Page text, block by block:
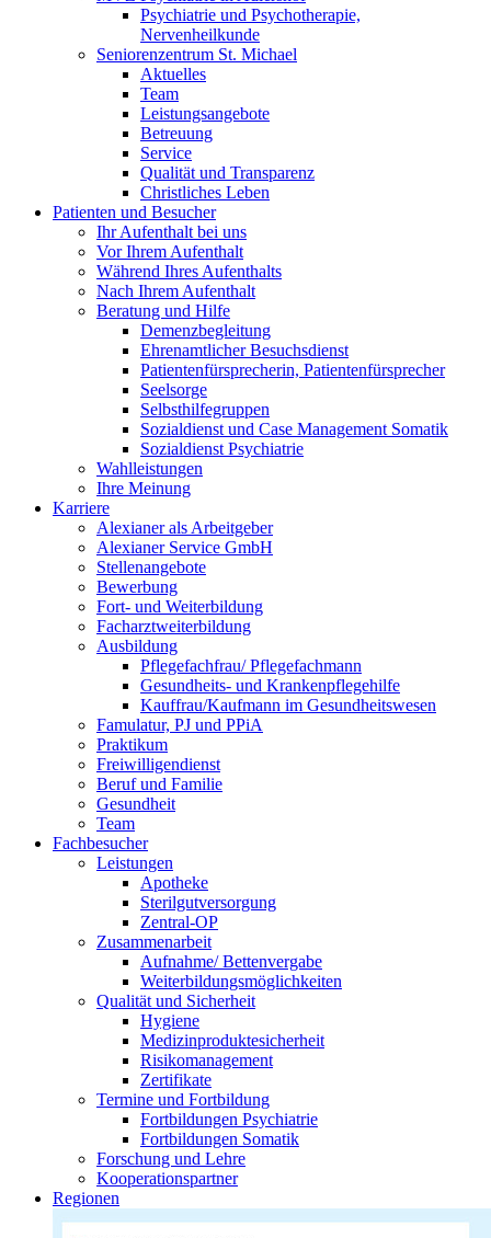
Psychiatrie und Psychotherapie,
Nervenheilkunde
Seniorenzentrum St. Michael
Aktuelles
Team
Leistungsangebote
Betreuung
Service
Qualität und Transparenz
Christliches Leben
Patienten und Besucher
Ihr Aufenthalt bei uns
Vor Ihrem Aufenthalt
Während Ihres Aufenthalts
Nach Ihrem Aufenthalt
Beratung und Hilfe
Demenzbegleitung
Ehrenamtlicher Besuchsdienst
Patientenfürsprecherin, Patientenfürsprecher
Seelsorge
Selbsthilfegruppen
Sozialdienst und Case Management Somatik
Sozialdienst Psychiatrie
Wahlleistungen
Ihre Meinung
Karriere
Alexianer als Arbeitgeber
Alexianer Service GmbH
Stellenangebote
Bewerbung
Fort- und Weiterbildung
Facharztweiterbildung
Ausbildung
Pflegefachfrau/ Pflegefachmann
Gesundheits- und Krankenpflegehilfe
Kauffrau/Kaufmann im Gesundheitswesen
Famulatur, PJ und PPiA
Praktikum
Freiwilligendienst
Beruf und Familie
Gesundheit
Team
Fachbesucher
Leistungen
Apotheke
Sterilgutversorgung
Zentral-OP
Zusammenarbeit
Aufnahme/ Bettenvergabe
Weiterbildungsmöglichkeiten
Qualität und Sicherheit
Hygiene
Medizinproduktesicherheit
Risikomanagement
Zertifikate
Termine und Fortbildung
Fortbildungen Psychiatrie
Fortbildungen Somatik
Forschung und Lehre
Kooperationspartner
Regionen